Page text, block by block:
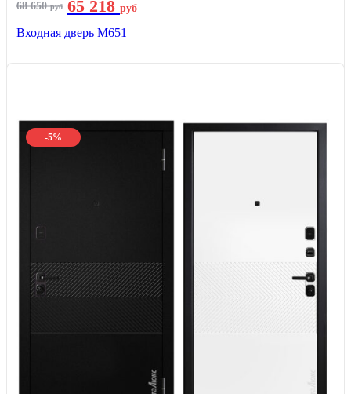
68 650руб 65 218 руб
Входная дверь М651
-5%